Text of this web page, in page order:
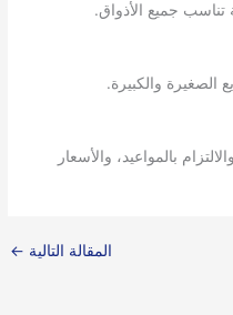
جميع الأذواق.
الصغيرة والكبيرة.
بالمواعيد، والأسعار
المقالة التالية ←